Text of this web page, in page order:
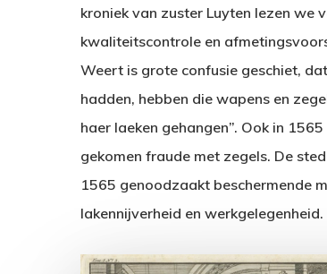
Hit enter to search or ESC to
kroniek van zuster Luyten lezen we
kwaliteitscontrole en
Weert is grote confusie geschiet,
hadden, hebben die wapens en
haer laeken gehangen”. Ook in
gekomen fraude met zegels. De
1565 genoodzaakt beschermende
lakennijverheid en werkgelegenheid.